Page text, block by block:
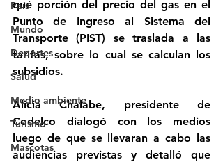
País
Mundo
Deportes
Salud
Medio ambiente
Turismo
Mascotas
qué porción del precio del gas en el
Punto de Ingreso al Sistema del
Transporte (PIST) se traslada a las
tarifas, sobre lo cual se calculan los
subsidios.
Alicia Chalabe, presidente de
Codelco dialogó con los medios
luego de que se llevaran a cabo las
audiencias previstas y detalló que